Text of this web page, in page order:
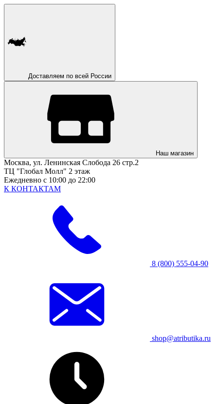
Доставляем по всей России
Наш магазин
Москва, ул. Ленинская Слобода 26 стр.2
ТЦ "Глобал Молл" 2 этаж
Ежедневно с 10:00 до 22:00
К КОНТАКТАМ
8 (800) 555-04-90
shop@atributika.ru